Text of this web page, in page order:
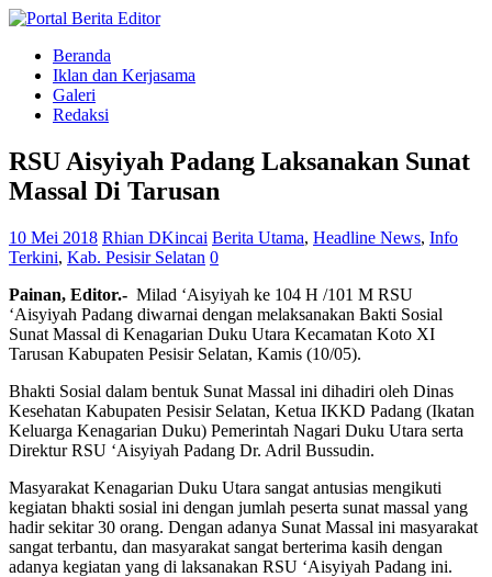
Beranda
Iklan dan Kerjasama
Galeri
Redaksi
RSU Aisyiyah Padang Laksanakan Sunat
Massal Di Tarusan
10 Mei 2018 Rhian DKincai Berita Utama, Headline News, Info
Terkini, Kab. Pesisir Selatan 0
Painan, Editor.- Milad ‘Aisyiyah ke 104 H /101 M RSU
‘Aisyiyah Padang diwarnai dengan melaksanakan Bakti Sosial
Sunat Massal di Kenagarian Duku Utara Kecamatan Koto XI
Tarusan Kabupaten Pesisir Selatan, Kamis (10/05).
Bhakti Sosial dalam bentuk Sunat Massal ini dihadiri oleh Dinas
Kesehatan Kabupaten Pesisir Selatan, Ketua IKKD Padang (Ikatan
Keluarga Kenagarian Duku) Pemerintah Nagari Duku Utara serta
Direktur RSU ‘Aisyiyah Padang Dr. Adril Bussudin.
Masyarakat Kenagarian Duku Utara sangat antusias mengikuti
kegiatan bhakti sosial ini dengan jumlah peserta sunat massal yang
hadir sekitar 30 orang. Dengan adanya Sunat Massal ini masyarakat
sangat terbantu, dan masyarakat sangat berterima kasih dengan
adanya kegiatan yang di laksanakan RSU ‘Aisyiyah Padang ini.